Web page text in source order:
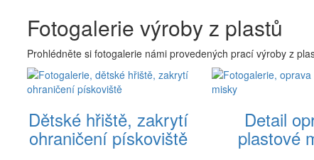
Fotogalerie výroby z plastů
Prohlédněte si fotogalerie námi provedených prací výroby z
Dětské hřiště, zakrytí
ohraničení pískoviště
Detail
plastové